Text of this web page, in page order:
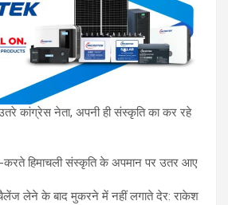
कांग्रेस नेता, अपनी ही संस्कृति का कर रहे
करते हिमाचली संस्कृति के अपमान पर उतर आए
लेने के बाद मुकरने में नहीं लगाते देर: राकेश